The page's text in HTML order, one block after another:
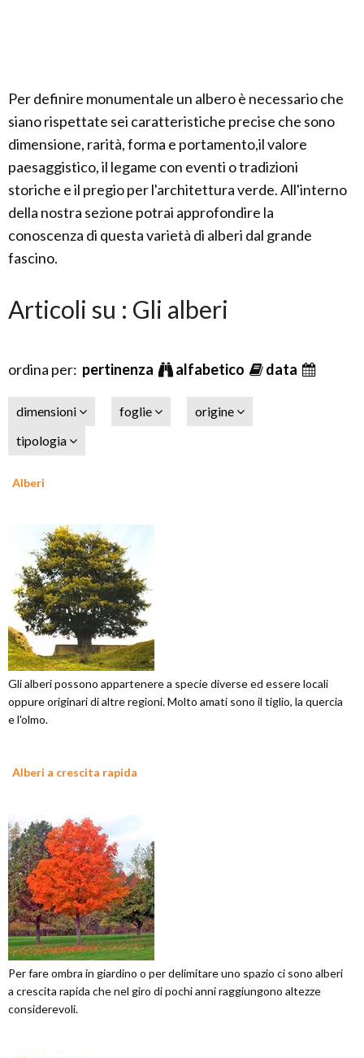
Per definire monumentale un albero è necessario che
siano rispettate sei caratteristiche precise che sono
dimensione, rarità, forma e portamento,il valore
paesaggistico, il legame con eventi o tradizioni
storiche e il pregio per l'architettura verde. All'interno
della nostra sezione potrai approfondire la
conoscenza di questa varietà di alberi dal grande
fascino.
Articoli su : Gli alberi
ordina per: pertinenza alfabetico data
dimensioni foglie
origine
tipologia
Alberi
Gli alberi possono appartenere a specie diverse ed essere locali
oppure originari di altre regioni. Molto amati sono il tiglio, la quercia
e l'olmo.
Alberi a crescita rapida
Per fare ombra in giardino o per delimitare uno spazio ci sono alberi
a crescita rapida che nel giro di pochi anni raggiungono altezze
considerevoli.